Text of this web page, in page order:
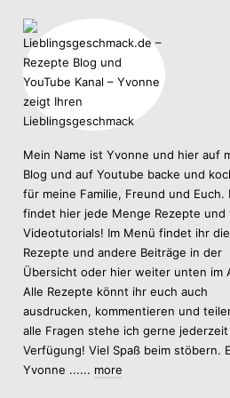
Mein Name ist Yvonne und hier auf
Blog und auf Youtube backe und
für meine Familie, Freund und Euch.
findet hier jede Menge Rezepte und
Videotutorials! Im Menü findet ihr die
Rezepte und andere Beiträge in der
Übersicht oder hier weiter unten im
Alle Rezepte könnt ihr euch auch
ausdrucken, kommentieren und
alle Fragen stehe ich gerne
Verfügung! Viel Spaß beim stöbern.
Yvonne ...... more